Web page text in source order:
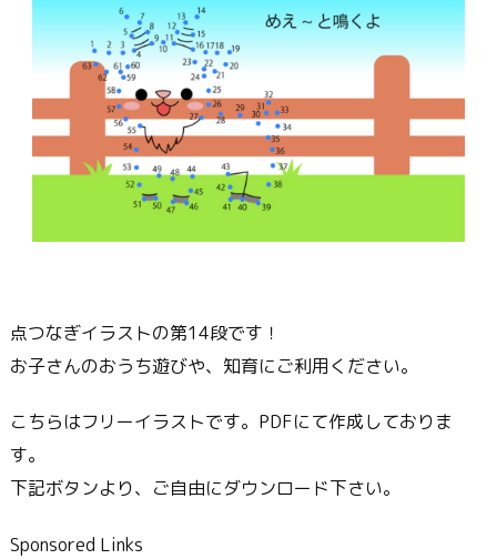
点つなぎイラストの第14段です！
お子さんのおうち遊びや、知育にご利用ください。
こちらはフリーイラストです。PDFにて作成しておりま
す。
下記ボタンより、ご自由にダウンロード下さい。
Sponsored Links